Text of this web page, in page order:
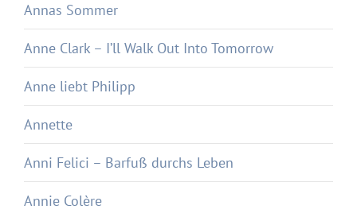
Annas Sommer
Anne Clark – I’ll Walk Out Into Tomorrow
Anne liebt Philipp
Annette
Anni Felici – Barfuß durchs Leben
Annie Colère